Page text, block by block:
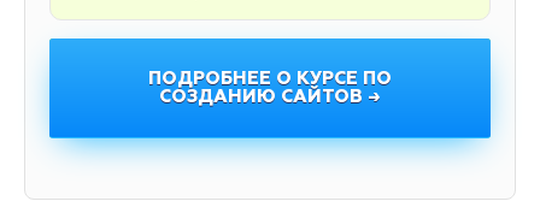
ПОДРОБНЕЕ О КУРСЕ ПО
СОЗДАНИЮ САЙТОВ →